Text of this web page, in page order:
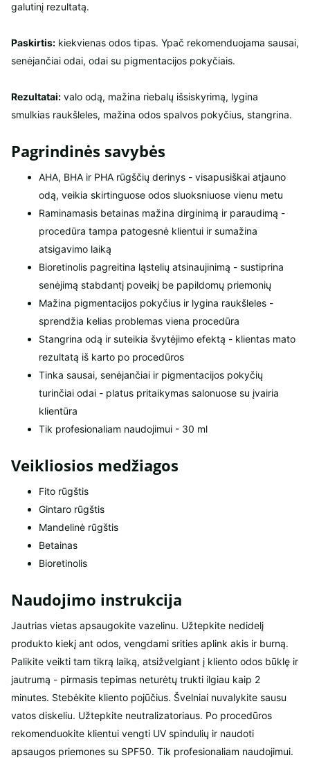
galutinį rezultatą.
Paskirtis: kiekvienas odos tipas. Ypač rekomenduojama sausai,
senėjančiai odai, odai su pigmentacijos pokyčiais.
Rezultatai: valo odą, mažina riebalų išsiskyrimą, lygina
smulkias raukšleles, mažina odos spalvos pokyčius, stangrina.
Pagrindinės savybės
AHA, BHA ir PHA rūgščių derinys - visapusiškai atjauno
odą, veikia skirtinguose odos sluoksniuose vienu metu
Raminamasis betainas mažina dirginimą ir paraudimą -
procedūra tampa patogesnė klientui ir sumažina
atsigavimo laiką
Bioretinolis pagreitina ląstelių atsinaujinimą - sustiprina
senėjimą stabdantį poveikį be papildomų priemonių
Mažina pigmentacijos pokyčius ir lygina raukšleles -
sprendžia kelias problemas viena procedūra
Stangrina odą ir suteikia švytėjimo efektą - klientas mato
rezultatą iš karto po procedūros
Tinka sausai, senėjančiai ir pigmentacijos pokyčių
turinčiai odai - platus pritaikymas salonuose su įvairia
klientūra
Tik profesionaliam naudojimui - 30 ml
Veikliosios medžiagos
Fito rūgštis
Gintaro rūgštis
Mandelinė rūgštis
Betainas
Bioretinolis
Naudojimo instrukcija
Jautrias vietas apsaugokite vazelinu. Užtepkite nedidelį
produkto kiekį ant odos, vengdami srities aplink akis ir burną.
Palikite veikti tam tikrą laiką, atsižvelgiant į kliento odos būklę ir
jautrumą - pirmasis tepimas neturėtų trukti ilgiau kaip 2
minutes. Stebėkite kliento pojūčius. Švelniai nuvalykite sausu
vatos diskeliu. Užtepkite neutralizatoriaus. Po procedūros
rekomenduokite klientui vengti UV spindulių ir naudoti
apsaugos priemones su SPF50. Tik profesionaliam naudojimui.